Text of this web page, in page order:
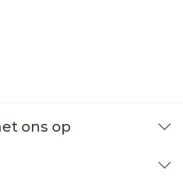
ons op